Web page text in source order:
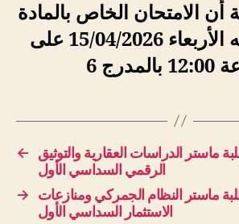
أن الامتحان الخاص بالمادة
سيجرى يومه الأربعاء 15/04/2026 على
6
←
ماستر الدراسات العقارية والتوثيق
الرقمي السداسي الأول
→
ماستر النظام الجمركي ومنازعات
الاستثمار السداسي الأول